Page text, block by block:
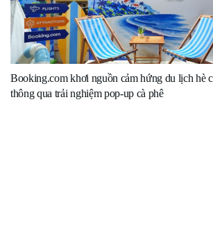
Booking.com khơi nguồn cảm hứng du lịch hè
thông qua trải nghiệm pop-up cà phê